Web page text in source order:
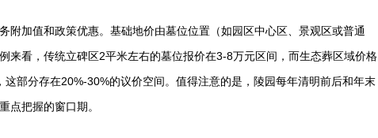
附加值和政策优惠。基础地价由墓位位置（如园区中心区、景观区或普通
来看，传统立碑区2平米左右的墓位报价在3-8万元区间，而生态葬区域价格
部分存在20%-30%的议价空间。值得注意的是，陵园每年清明前后和年末
点把握的窗口期。